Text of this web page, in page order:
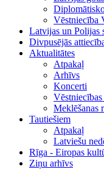
Vēstniecība
Latvijas un Polijas
Divpusējās
Aktualitātes
Atpakaļ
Arhīvs
Koncerti
Meklēšanas
Tautiešiem
Atpakaļ
Latviešu
Rīga - Eiropas
Ziņu arhīvs